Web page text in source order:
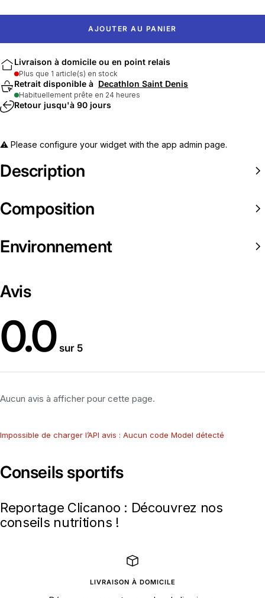
vente
AJOUTER AU PANIER
Livraison à domicile ou en point relais
Plus que 1 article(s) en stock
Retrait disponible à Decathlon Saint Denis
Habituellement prête en 24 heures
Retour jusqu'à 90 jours
⚠️ Please configure your widget with the app admin page.
Description
Composition
Environnement
Avis
0.0 sur 5
Aucun avis à afficher pour cette page.
Impossible de charger l’API avis : Aucun code Model détecté
Conseils sportifs
Reportage Clicanoo : Découvrez nos
conseils nutritions !
LIVRAISON À DOMICILE